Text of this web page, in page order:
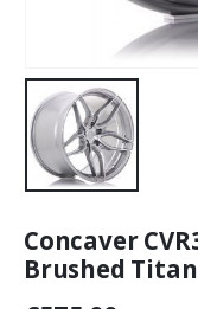
Concaver
Brushed